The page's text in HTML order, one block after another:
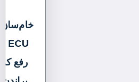
خام‌سازی
رفع کد